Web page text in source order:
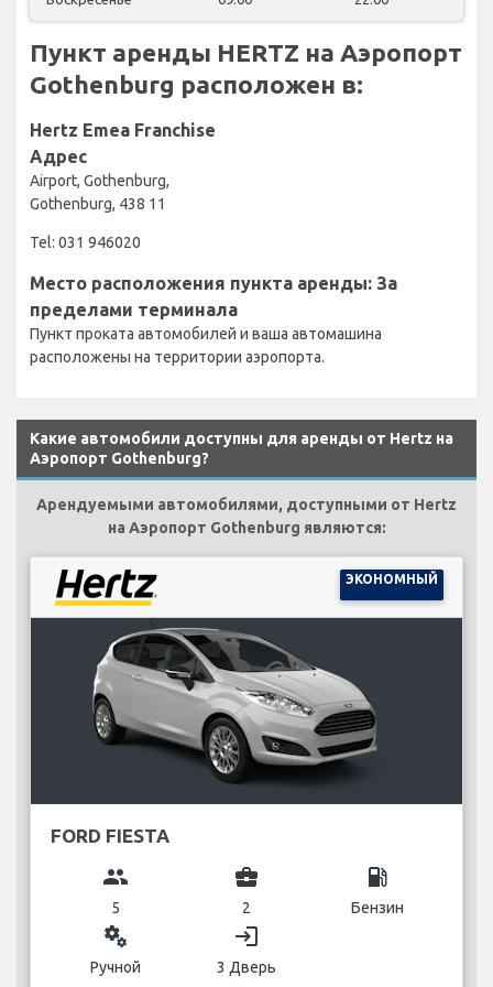
Пункт аренды HERTZ на Аэропорт
Gothenburg расположен в:
Hertz Emea Franchise
Адрес
Airport, Gothenburg,
Gothenburg, 438 11
Tel: 031 946020
Место расположения пункта аренды: За
пределами терминала
Пункт проката автомобилей и ваша автомашина
расположены на территории аэропорта.
Какие автомобили доступны для аренды от Hertz на
Аэропорт Gothenburg?
Арендуемыми автомобилями, доступными от Hertz
на Аэропорт Gothenburg являются:
ЭКОНОМНЫЙ
FORD FIESTA
group
5
business_center
2
local_gas_station
Бензин
miscellaneous_services
Ручной
login
3 Дверь